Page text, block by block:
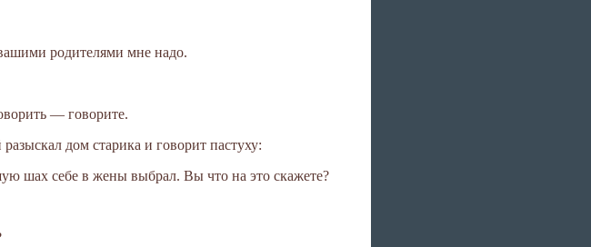
родителями мне надо.
— говорите.
дом старика и говорит пастуху:
шах себе в жены выбрал. Вы что на это скажете?